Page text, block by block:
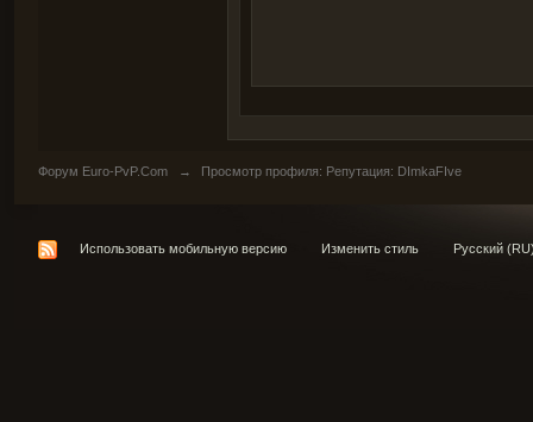
Форум Euro-PvP.Com → Просмотр профиля: Репутация: DImkaFIve
Использовать мобильную версию Изменить стиль Русский